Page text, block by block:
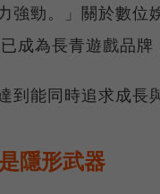
強勁。」關於數
成為長青遊戲品牌
到能同時追求成長
隱形武器